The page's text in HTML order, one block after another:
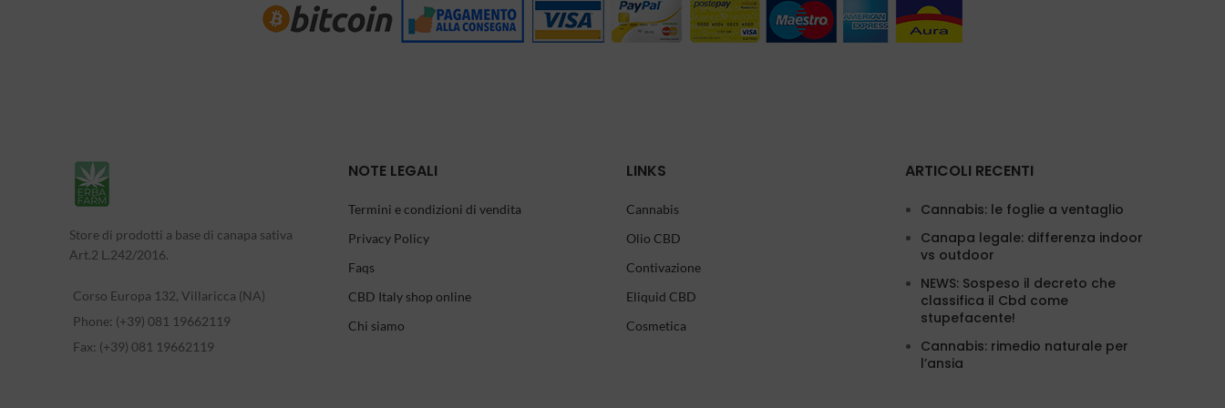
Store di prodotti a base di canapa sativa
Art.2 L.242/2016.
Corso Europa 132, Villaricca (NA)
Phone: (+39) 081 19662119
Fax: (+39) 081 19662119
NOTE LEGALI
Termini e condizioni di vendita
Privacy Policy
Faqs
CBD Italy shop online
Chi siamo
LINKS
Cannabis
Olio CBD
Contivazione
Eliquid CBD
Cosmetica
ARTICOLI RECENTI
Cannabis: le foglie a ventaglio
Canapa legale: differenza indoor
vs outdoor
NEWS: Sospeso il decreto che
classifica il Cbd come
stupefacente!
Cannabis: rimedio naturale per
l’ansia